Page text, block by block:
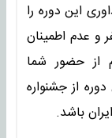
این دوره را
و عدم اطمینان
از حضور شما
از جشنواره
باشد.